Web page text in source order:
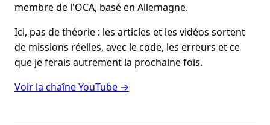
membre de l'OCA, basé en Allemagne.
Ici, pas de théorie : les articles et les vidéos sortent
de missions réelles, avec le code, les erreurs et ce
que je ferais autrement la prochaine fois.
Voir la chaîne YouTube →